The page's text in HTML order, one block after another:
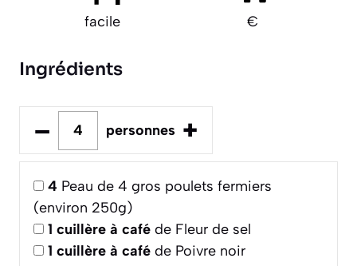
facile €
Ingrédients
– personnes +
4 Peau de 4 gros poulets fermiers
(environ 250g)
1 cuillère à café de Fleur de sel
1 cuillère à café de Poivre noir